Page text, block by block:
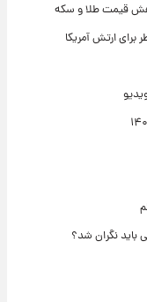
ارتش آمریکا
باید نگران شد؟